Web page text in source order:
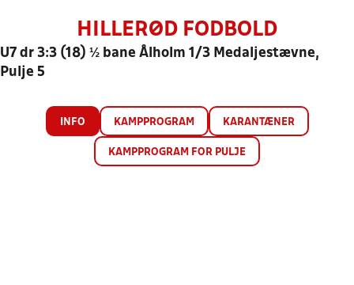
HILLERØD FODBOLD
U7 dr 3:3 (18) ½ bane Ålholm 1/3 Medaljestævne,
Pulje 5
INFO KAMPPROGRAM KARANTÆNER
KAMPPROGRAM FOR PULJE